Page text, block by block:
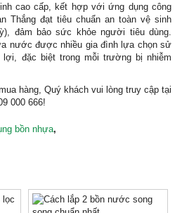
cao cấp, kết hợp với ứng dụng công
Thắng đạt tiêu chuẩn an toàn vệ sinh
đảm bảo sức khỏe người tiêu dùng.
nước được nhiều gia đình lựa chọn sử
đặc biệt trong mỗi trường bị nhiễm
hàng, Quý khách vui lòng truy cập tại
000 666!
bồn nhựa,